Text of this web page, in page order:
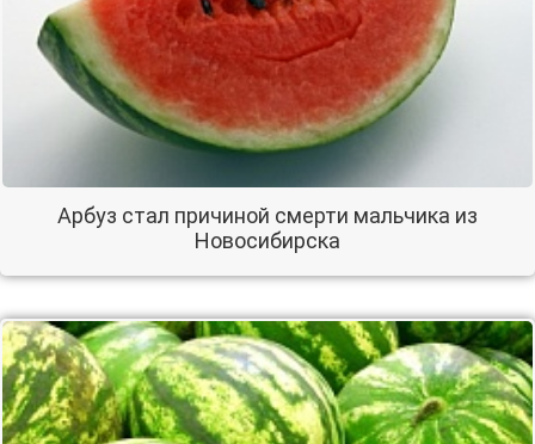
Арбуз стал причиной смерти мальчика из
Новосибирска